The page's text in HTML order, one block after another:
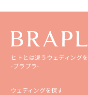
ヒトとは違うウェディングを
-ブラプラ-
ウェディングを探す